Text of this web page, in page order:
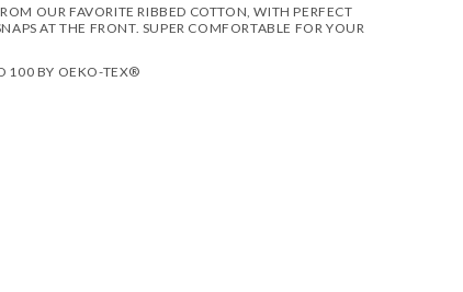
OUR FAVORITE RIBBED COTTON, WITH PERFECT
AT THE FRONT. SUPER COMFORTABLE FOR YOUR
100 BY OEKO-TEX®